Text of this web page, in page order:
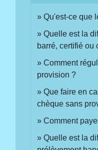
Qu'est-ce que
Quelle est la
barré, certifié ou
Comment
provision ?
Que faire en
chèque sans
Comment
Quelle est la